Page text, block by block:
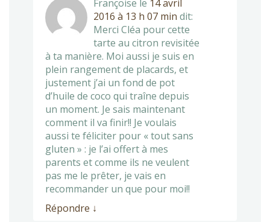
Françoise le 14 avril
2016 à 13 h 07 min dit:
Merci Cléa pour cette
tarte au citron revisitée
à ta manière. Moi aussi je suis en
plein rangement de placards, et
justement j’ai un fond de pot
d’huile de coco qui traîne depuis
un moment. Je sais maintenant
comment il va finir!! Je voulais
aussi te féliciter pour « tout sans
gluten » : je l’ai offert à mes
parents et comme ils ne veulent
pas me le prêter, je vais en
recommander un que pour moi!!
Répondre ↓